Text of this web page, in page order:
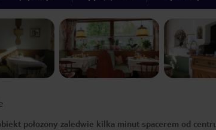
połozony zaledwie kilka minut spacerem od